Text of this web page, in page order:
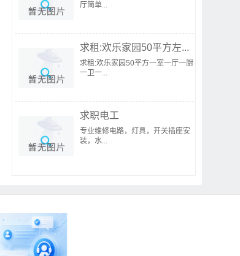
厅简单...
求租:欢乐家园50平方左...
求租:欢乐家园50平方一室一厅一厨
一卫一...
求职电工
专业维修电路，灯具，开关插座安
装，水...